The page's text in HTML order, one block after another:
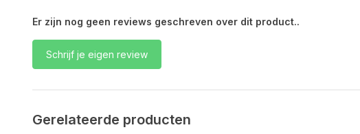
Er zijn nog geen reviews geschreven over dit product..
Schrijf je eigen review
Gerelateerde producten